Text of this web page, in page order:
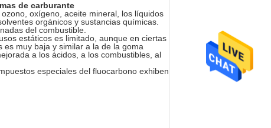
de carburante
oxígeno, aceite mineral, los líquidos
orgánicos y sustancias químicas.
del combustible.
estáticos es limitado, aunque en ciertas
muy baja y similar a la de la goma
a los ácidos, a los combustibles, al
especiales del fluocarbono exhiben